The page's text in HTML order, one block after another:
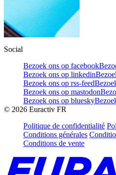
Social
Bezoek ons op facebook
Bezoek ons op linkedin
Bezoek ons op rss-feed
Bezoek ons op mastodon
Bezoek ons op bluesky
© 2026 Euractiv FR
Politique de confidentialité
Conditions générales
Conditions de vente